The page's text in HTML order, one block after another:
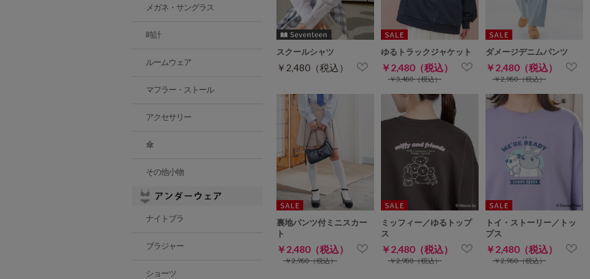
スクールシャツ
￥2,480（税込）
ゆるトラックジャケット
￥2,480（税込）
￥3,480（税込）
ダメージデニムパンツ
￥2,480（税込）
￥2,980（税込）
裏地パンツ付ミニスカー
ト
￥2,480（税込）
￥2,980（税込）
ミッフィー／ゆるトップ
ス
￥2,480（税込）
￥2,980（税込）
トイ・ストーリー／トッ
プス
￥2,480（税込）
￥2,980（税込）
メガネ・サングラス
時計
ルームウェア
マフラー・ストール
アクセサリー
傘
その他小物
ナイトブラ
ブラジャー
ショーツ